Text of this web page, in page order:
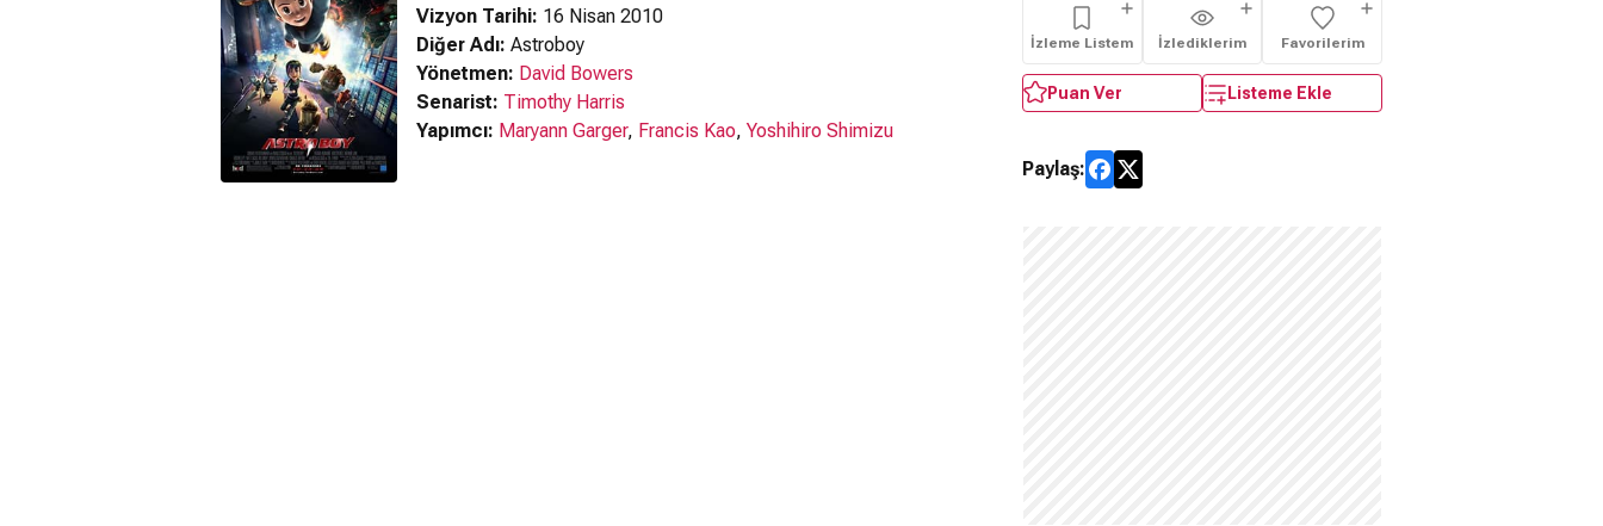
Vizyon Tarihi: 16 Nisan 2010
Diğer Adı: Astroboy
Yönetmen: David Bowers
Senarist: Timothy Harris
Yapımcı: Maryann Garger, Francis Kao, Yoshihiro Shimizu
İzleme Listem İzlediklerim Favorilerim
Puan Ver Listeme Ekle
Paylaş: